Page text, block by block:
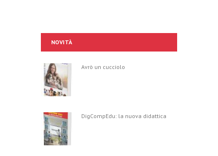
NOVITÀ
Avrò un cucciolo
DigCompEdu: la nuova didattica